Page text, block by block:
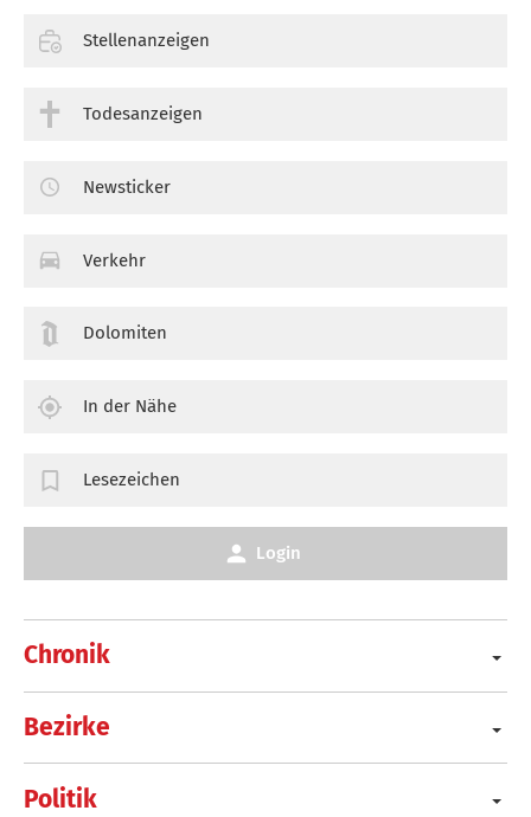
Chronik
Bezirke
Politik
Stellenanzeigen
Todesanzeigen
Newsticker
Verkehr
Dolomiten
In der Nähe
Lesezeichen
Login